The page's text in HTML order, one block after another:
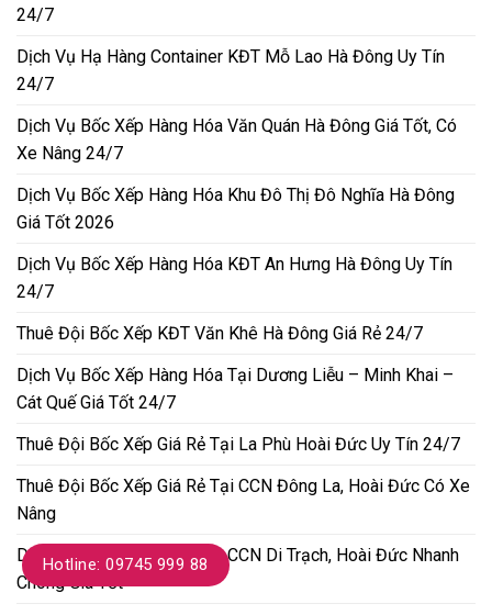
24/7
Dịch Vụ Hạ Hàng Container KĐT Mỗ Lao Hà Đông Uy Tín
24/7
Dịch Vụ Bốc Xếp Hàng Hóa Văn Quán Hà Đông Giá Tốt, Có
Xe Nâng 24/7
Dịch Vụ Bốc Xếp Hàng Hóa Khu Đô Thị Đô Nghĩa Hà Đông
Giá Tốt 2026
Dịch Vụ Bốc Xếp Hàng Hóa KĐT An Hưng Hà Đông Uy Tín
24/7
Thuê Đội Bốc Xếp KĐT Văn Khê Hà Đông Giá Rẻ 24/7
Dịch Vụ Bốc Xếp Hàng Hóa Tại Dương Liễu – Minh Khai –
Cát Quế Giá Tốt 24/7
Thuê Đội Bốc Xếp Giá Rẻ Tại La Phù Hoài Đức Uy Tín 24/7
Thuê Đội Bốc Xếp Giá Rẻ Tại CCN Đông La, Hoài Đức Có Xe
Nâng
Dịch Vụ Bốc Xếp Hàng Hóa CCN Di Trạch, Hoài Đức Nhanh
Chóng Giá Tốt
Hotline: 09745 999 88